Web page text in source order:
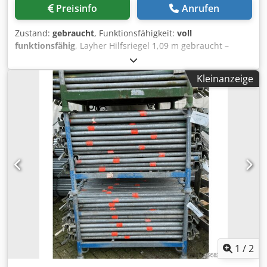
Preisinfo Anrufen
Zustand: gebraucht, Funktionsfähigkeit: voll
funktionsfähig, Layher Hilfsriegel 1,09 m gebraucht –
zusätzliche Stabilität für Ihr Allround-Gerüst Dieser
gebrauchte Layher AR Hilfsriegel mit einer Länge von 1,09
Metern ist ein Originalbauteil des Layher Allround
Gerüstsystems. Der Hilfsriegel wird als horizontale oder
diagonale Verstärkung eingesetzt und trägt maßgeblich
zur Stabilität und Sicherheit der Gerüstkonstruktion bei. Es
handelt sich hierbei um eine gebrauchte Ausführung, die
technisch vollständig geprüft und für den professionellen
Einsatz auf der Baustelle geeignet ist. Hauptmerkmale:
Original Layher Allround Systemkomponente - Länge: 1,09
Meter - Material: feuerverzinkter Stahl – stabil, langlebig
und zuverlässig Cedpfx Aow Db Siontorf - Zustand:
gebraucht, technisch 100% funktionsfähig -
Anwendungsbereich: für zusätzliche Stabilität und
Verstärkung von Arbeitsflächen Warum sollten Sie sich für
diesen Hilfsriegel entscheiden? - Erhöht die Sicherheit
Ihres Layher Gerüstes - Kostenbewusste Alternative zu
Kleinanzeige
1 /2